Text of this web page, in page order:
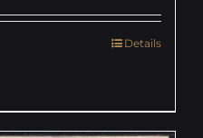
Details